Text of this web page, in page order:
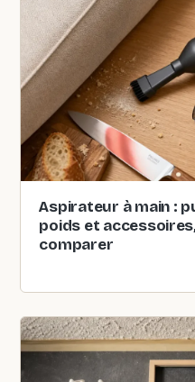
Aspirateur à main :
poids et
comparer